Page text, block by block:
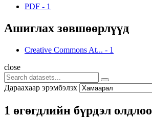
PDF - 1
Ашиглах зөвшөөрлүүд
Creative Commons At... - 1
close
Дараахаар эрэмбэлэх
1 өгөгдлийн бүрдэл олдлоо